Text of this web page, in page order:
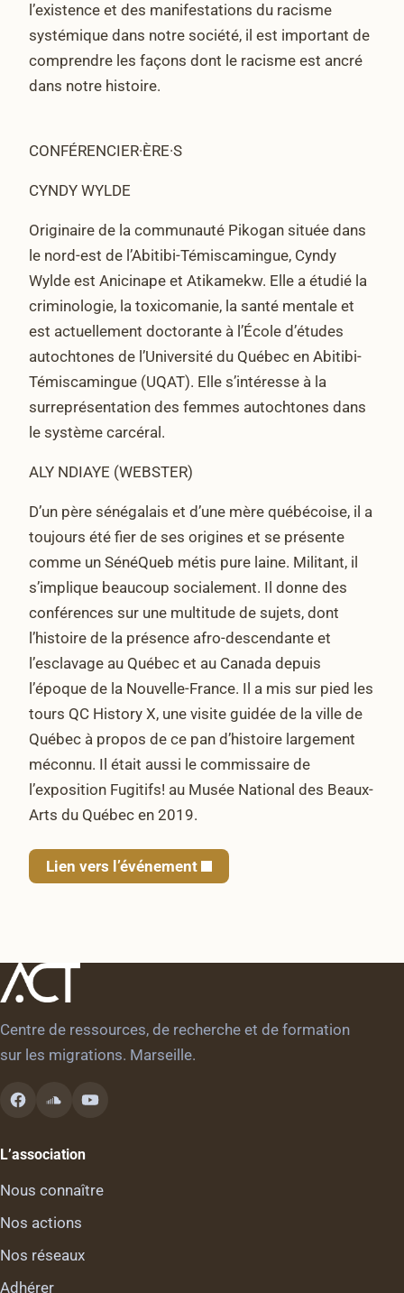
l’existence et des manifestations du racisme
systémique dans notre société, il est important de
comprendre les façons dont le racisme est ancré
dans notre histoire.
CONFÉRENCIER·ÈRE·S
CYNDY WYLDE
Originaire de la communauté Pikogan située dans
le nord-est de l’Abitibi-Témiscamingue, Cyndy
Wylde est Anicinape et Atikamekw. Elle a étudié la
criminologie, la toxicomanie, la santé mentale et
est actuellement doctorante à l’École d’études
autochtones de l’Université du Québec en Abitibi-
Témiscamingue (UQAT). Elle s’intéresse à la
surreprésentation des femmes autochtones dans
le système carcéral.
ALY NDIAYE (WEBSTER)
D’un père sénégalais et d’une mère québécoise, il a
toujours été fier de ses origines et se présente
comme un SénéQueb métis pure laine. Militant, il
s’implique beaucoup socialement. Il donne des
conférences sur une multitude de sujets, dont
l’histoire de la présence afro-descendante et
l’esclavage au Québec et au Canada depuis
l’époque de la Nouvelle-France. Il a mis sur pied les
tours QC History X, une visite guidée de la ville de
Québec à propos de ce pan d’histoire largement
méconnu. Il était aussi le commissaire de
l’exposition Fugitifs! au Musée National des Beaux-
Arts du Québec en 2019.
Lien vers l’événement
Centre de ressources, de recherche et de formation
sur les migrations. Marseille.
L’association
Nous connaître
Nos actions
Nos réseaux
Adhérer